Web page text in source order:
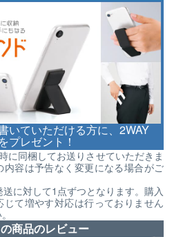
いていただける方に、2WAY
プレゼント！
に同梱してお送りさせていただきま
内容は予告なく変更になる場合がご
に対して1点ずつとなります。購入
じて増やす対応は行っておりません
商品のレビュー